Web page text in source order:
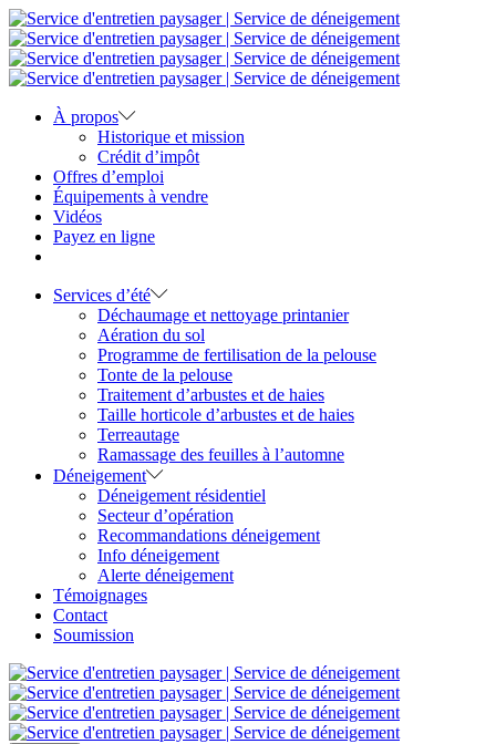
À propos
Historique et mission
Crédit d’impôt
Offres d’emploi
Équipements à vendre
Vidéos
Payez en ligne
Services d’été
Déchaumage et nettoyage printanier
Aération du sol
Programme de fertilisation de la pelouse
Tonte de la pelouse
Traitement d’arbustes et de haies
Taille horticole d’arbustes et de haies
Terreautage
Ramassage des feuilles à l’automne
Déneigement
Déneigement résidentiel
Secteur d’opération
Recommandations déneigement
Info déneigement
Alerte déneigement
Témoignages
Contact
Soumission